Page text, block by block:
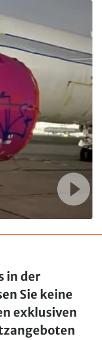
in der
Sie keine
exklusiven